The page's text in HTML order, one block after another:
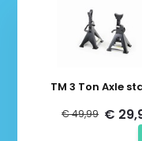
TM 3 Ton Axle
€ 49,99 €